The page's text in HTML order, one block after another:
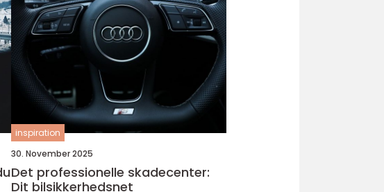
inspiration
30. November 2025
Det professionelle skadecenter:
Dit bilsikkerhedsnet